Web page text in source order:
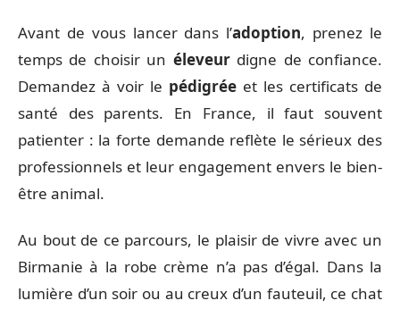
Avant de vous lancer dans l’adoption, prenez le
temps de choisir un éleveurdigne de confiance.
Demandez à voir le pédigrée et les certificats de
santé des parents. En France, il faut souvent
patienter : la forte demande reflète le sérieux des
professionnels et leur engagement envers le bien-
être animal.
Au bout de ce parcours, le plaisir de vivre avec un
Birmanie à la robe crème n’a pas d’égal. Dans la
lumière d’un soir ou au creux d’un fauteuil, ce chat